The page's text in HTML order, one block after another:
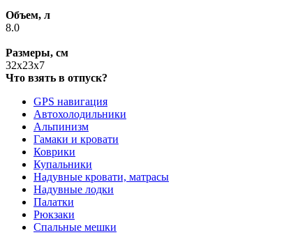
Объем, л
8.0
Размеры, см
32x23x7
Что взять в отпуск?
GPS навигация
Автохолодильники
Альпинизм
Гамаки и кровати
Коврики
Купальники
Надувные кровати, матрасы
Надувные лодки
Палатки
Рюкзаки
Спальные мешки